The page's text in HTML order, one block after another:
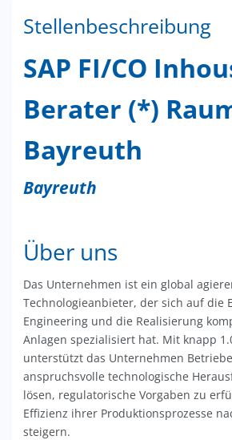
Stellenbeschreibung
SAP FI/CO
Berater (*)
Bayreuth
Bayreuth
Über uns
Das Unternehmen ist ein global
Technologieanbieter, der sich auf die
Engineering und die Realisierung
Anlagen spezialisiert hat. Mit knapp
unterstützt das Unternehmen
anspruchsvolle technologische
lösen, regulatorische Vorgaben zu
Effizienz ihrer Produktionsprozesse
steigern.